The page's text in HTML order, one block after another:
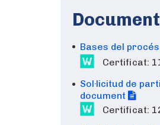
Bases del procés
Certificat:
Sol·licitud de
document
Certificat: